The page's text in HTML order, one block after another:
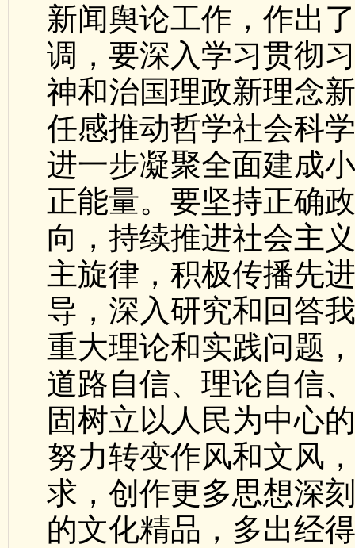
新闻舆论工作，作出
调，要深入学习贯彻
神和治国理政新理念
任感推动哲学社会科
进一步凝聚全面建成
正能量。要坚持正确
向，持续推进社会主
主旋律，积极传播先
导，深入研究和回答
重大理论和实践问题
道路自信、理论自信
固树立以人民为中心
努力转变作风和文风
求，创作更多思想深
的文化精品，多出经